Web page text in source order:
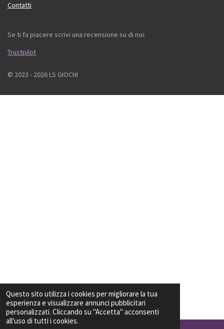
Questo sito utilizza i cookies per migliorare la tua
esperienza e visualizzare annunci pubblicitari
personalizzati. Cliccando su "Accetta" acconsenti
all'uso di tutti i cookies.
Contatti
Se ti fa piacere scrivi una recensione su di noi:
Trustpilot
© 2023 - 2026 LS GIOCHI